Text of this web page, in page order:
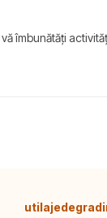
îmbunătăți